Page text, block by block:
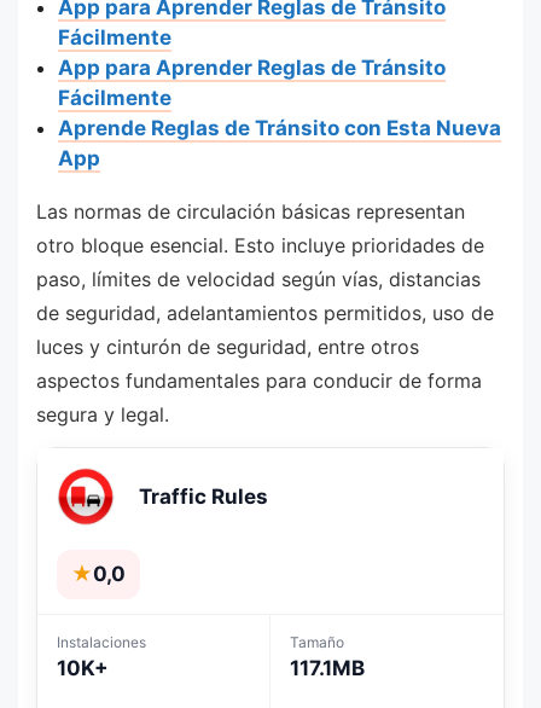
App para Aprender Reglas de Tránsito
Fácilmente
App para Aprender Reglas de Tránsito
Fácilmente
Aprende Reglas de Tránsito con Esta Nueva
App
Las normas de circulación básicas representan
otro bloque esencial. Esto incluye prioridades de
paso, límites de velocidad según vías, distancias
de seguridad, adelantamientos permitidos, uso de
luces y cinturón de seguridad, entre otros
aspectos fundamentales para conducir de forma
segura y legal.
Traffic Rules
★0,0
Instalaciones
10K+
Tamaño
117.1MB